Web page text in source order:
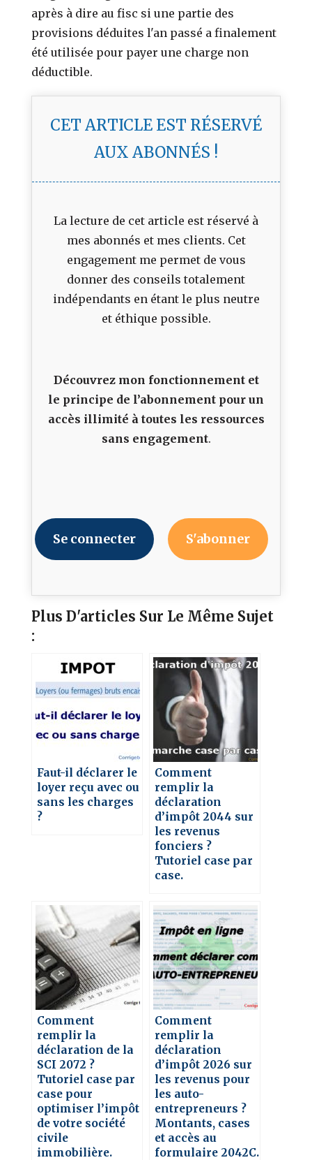
après à dire au fisc si une partie des
provisions déduites l'an passé a finalement
été utilisée pour payer une charge non
déductible.
CET ARTICLE EST RÉSERVÉ
AUX ABONNÉS !
La lecture de cet article est réservé à
mes abonnés et mes clients. Cet
engagement me permet de vous
donner des conseils totalement
indépendants en étant le plus neutre
et éthique possible.
Découvrez mon fonctionnement et
le principe de l’abonnement pour un
accès illimité à toutes les ressources
sans engagement.
Se connecter S'abonner
Plus D'articles Sur Le Même Sujet
:
Faut-il déclarer le
loyer reçu avec ou
sans les charges
?
Comment
remplir la
déclaration
d’impôt 2044 sur
les revenus
fonciers ?
Tutoriel case par
case.
Comment
remplir la
déclaration de la
SCI 2072 ?
Tutoriel case par
case pour
optimiser l’impôt
de votre société
civile
immobilière.
Comment
remplir la
déclaration
d’impôt 2026 sur
les revenus pour
les auto-
entrepreneurs ?
Montants, cases
et accès au
formulaire 2042C.